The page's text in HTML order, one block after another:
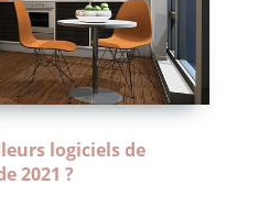
logiciels de
2021 ?